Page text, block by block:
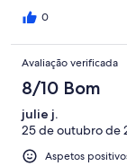
0
Avaliação verificada
8/10 Bom
julie j.
25 de outubro de
Aspetos